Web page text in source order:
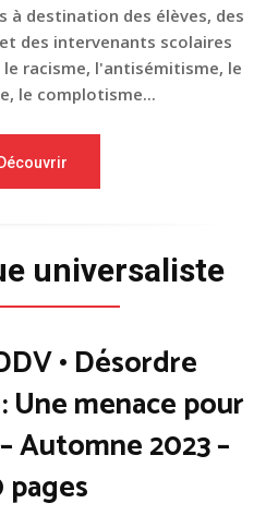
à destination des élèves, des
des intervenants scolaires
racisme, l'antisémitisme, le
le complotisme...
universaliste
• Désordre
menace pour
Automne 2023 –
pages